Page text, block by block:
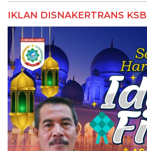
IKLAN DISNAKERTRANS KSB